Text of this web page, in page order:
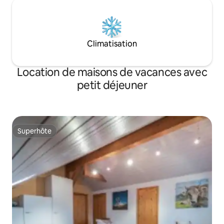
Climatisation
Location de maisons de vacances avec
petit déjeuner
Superhôte
Superhôte